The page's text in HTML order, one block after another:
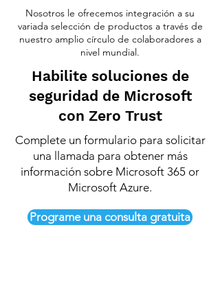
Nosotros le ofrecemos integración a su
variada selección de productos a través de
nuestro amplio círculo de colaboradores a
nivel mundial.
Habilite soluciones de
seguridad de Microsoft
con Zero Trust
Complete un formulario para solicitar
una llamada para obtener más
información sobre Microsoft 365 or
Microsoft Azure.
Programe una consulta gratuita